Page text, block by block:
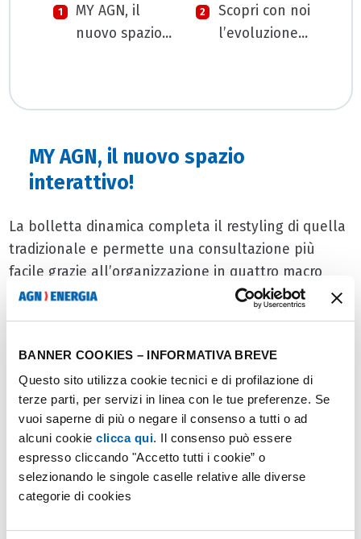
BANNER COOKIES – INFORMATIVA BREVE
Questo sito utilizza cookie tecnici e di profilazione di
terze parti, per servizi in linea con le tue preferenze. Se
vuoi saperne di più o negare il consenso a tutti o ad
alcuni cookie clicca qui. Il consenso può essere
espresso cliccando "Accetto tutti i cookie” o
selezionando le singole caselle relative alle diverse
categorie di cookies
MY AGN, il
nuovo spazio
Scopri con noi
l’evoluzione
MY AGN, il nuovo spazio
interattivo!
La bolletta dinamica completa il restyling di quella
tradizionale e permette una consultazione più
facile grazie all’organizzazione in quattro macro
sezioni: fornitura, importi, consumi, novità.
permette agli utenti di navigare e interagire con i
propri dati. È una vera e propriapagina web
personalizzataeinterattivae include la possibilità
di scaricare la fattura in formato pdf.
Non solo: grazie al pulsante PAGA ORA
l’utente può
scegliere tra le diverse opzioni di pagamento.
Per tutti iclientiAGNLUCE e AGNGAS, oltre alla